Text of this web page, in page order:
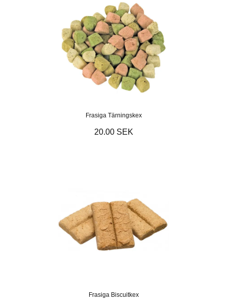
Frasiga Tärningskex
20.00 SEK
Frasiga Biscuitkex